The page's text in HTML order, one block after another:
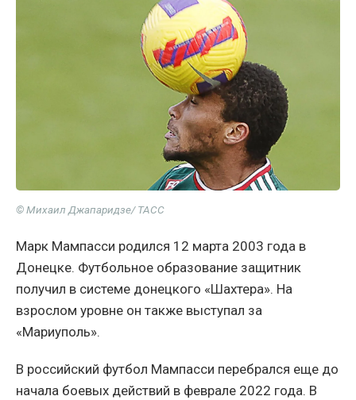
© Михаил Джапаридзе/ ТАСС
Марк Мампасси родился 12 марта 2003 года в
Донецке. Футбольное образование защитник
получил в системе донецкого «Шахтера». На
взрослом уровне он также выступал за
«Мариуполь».
В российский футбол Мампасси перебрался еще до
начала боевых действий в феврале 2022 года. В